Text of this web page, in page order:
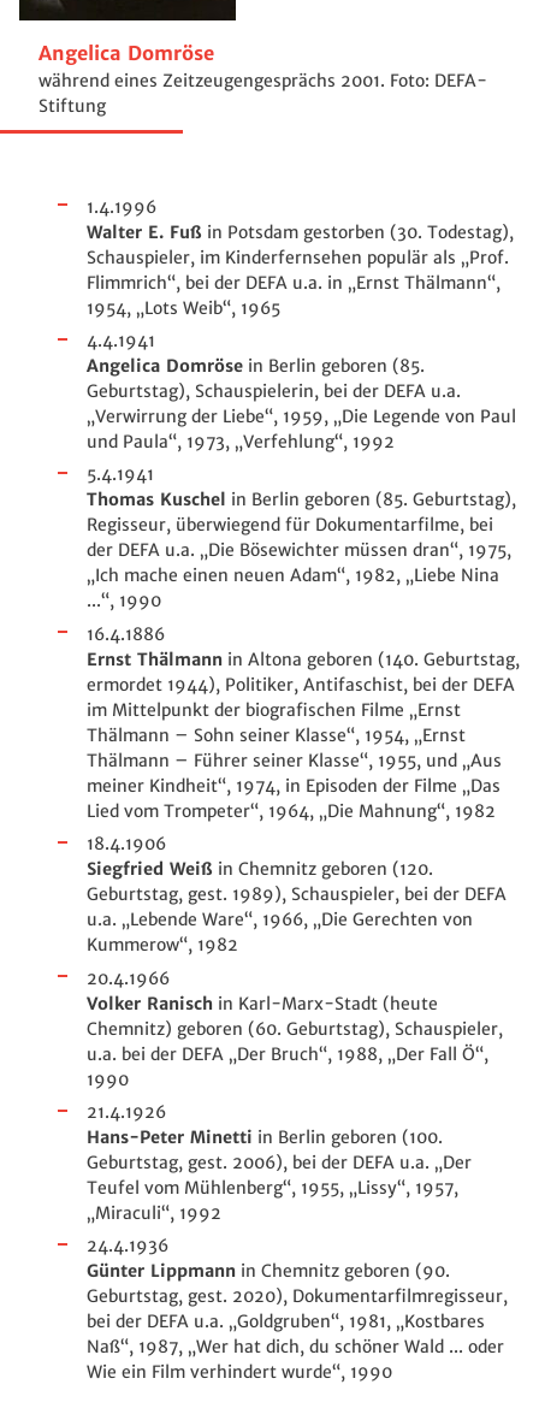
Angelica Domröse
während eines Zeitzeugengesprächs 2001. Foto: DEFA-
Stiftung
1.4.1996
Walter E. Fuß in Potsdam gestorben (30. Todestag),
Schauspieler, im Kinderfernsehen populär als „Prof.
Flimmrich“, bei der DEFA u.a. in „Ernst Thälmann“,
1954, „Lots Weib“, 1965
4.4.1941
Angelica Domröse in Berlin geboren (85.
Geburtstag), Schauspielerin, bei der DEFA u.a.
„Verwirrung der Liebe“, 1959, „Die Legende von Paul
und Paula“, 1973, „Verfehlung“, 1992
5.4.1941
Thomas Kuschel in Berlin geboren (85. Geburtstag),
Regisseur, überwiegend für Dokumentarfilme, bei
der DEFA u.a. „Die Bösewichter müssen dran“, 1975,
„Ich mache einen neuen Adam“, 1982, „Liebe Nina
...“, 1990
16.4.1886
Ernst Thälmann in Altona geboren (140. Geburtstag,
ermordet 1944), Politiker, Antifaschist, bei der DEFA
im Mittelpunkt der biografischen Filme „Ernst
Thälmann – Sohn seiner Klasse“, 1954, „Ernst
Thälmann – Führer seiner Klasse“, 1955, und „Aus
meiner Kindheit“, 1974, in Episoden der Filme „Das
Lied vom Trompeter“, 1964, „Die Mahnung“, 1982
18.4.1906
Siegfried Weiß in Chemnitz geboren (120.
Geburtstag, gest. 1989), Schauspieler, bei der DEFA
u.a. „Lebende Ware“, 1966, „Die Gerechten von
Kummerow“, 1982
20.4.1966
Volker Ranisch in Karl-Marx-Stadt (heute
Chemnitz) geboren (60. Geburtstag), Schauspieler,
u.a. bei der DEFA „Der Bruch“, 1988, „Der Fall Ö“,
1990
21.4.1926
Hans-Peter Minetti in Berlin geboren (100.
Geburtstag, gest. 2006), bei der DEFA u.a. „Der
Teufel vom Mühlenberg“, 1955, „Lissy“, 1957,
„Miraculi“, 1992
24.4.1936
Günter Lippmann in Chemnitz geboren (90.
Geburtstag, gest. 2020), Dokumentarfilmregisseur,
bei der DEFA u.a. „Goldgruben“, 1981, „Kostbares
Naß“, 1987, „Wer hat dich, du schöner Wald ... oder
Wie ein Film verhindert wurde“, 1990